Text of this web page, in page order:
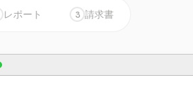
レポート 3 請求書